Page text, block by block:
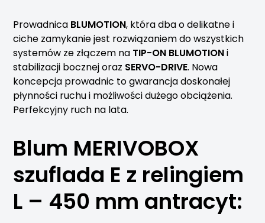
Prowadnica BLUMOTION, która dba o delikatne i
ciche zamykanie jest rozwiązaniem do wszystkich
systemów ze złączem na TIP-ON BLUMOTIONi
stabilizacji bocznej oraz SERVO-DRIVE. Nowa
koncepcja prowadnic to gwarancja doskonałej
płynności ruchu i możliwości dużego obciążenia.
Perfekcyjny ruch na lata.
Blum MERIVOBOX
szuflada E z relingiem
L – 450 mm antracyt: